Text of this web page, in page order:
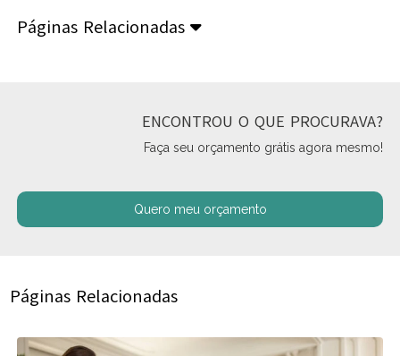
Páginas Relacionadas
ENCONTROU O QUE PROCURAVA?
Faça seu orçamento grátis agora mesmo!
Quero meu orçamento
Páginas Relacionadas